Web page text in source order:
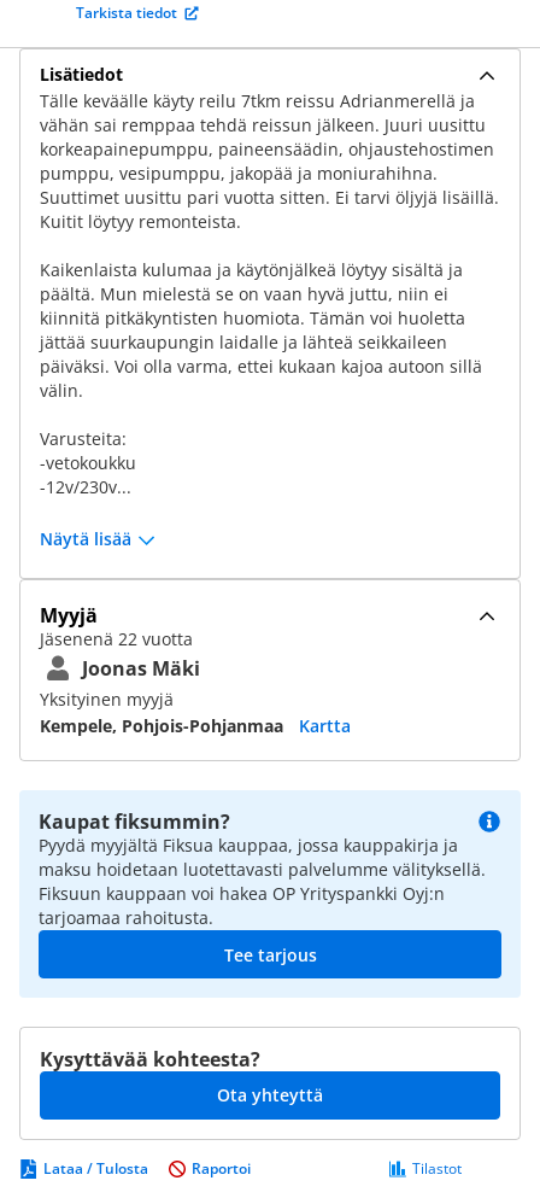
Tarkista tiedot
Lisätiedot
Tälle keväälle käyty reilu 7tkm reissu Adrianmerellä ja
vähän sai remppaa tehdä reissun jälkeen. Juuri uusittu
korkeapainepumppu, paineensäädin, ohjaustehostimen
pumppu, vesipumppu, jakopää ja moniurahihna.
Suuttimet uusittu pari vuotta sitten. Ei tarvi öljyjä lisäillä.
Kuitit löytyy remonteista.
Kaikenlaista kulumaa ja käytönjälkeä löytyy sisältä ja
päältä. Mun mielestä se on vaan hyvä juttu, niin ei
kiinnitä pitkäkyntisten huomiota. Tämän voi huoletta
jättää suurkaupungin laidalle ja lähteä seikkaileen
päiväksi. Voi olla varma, ettei kukaan kajoa autoon sillä
välin.
Varusteita:
-vetokoukku
-12v/230v...
Näytä lisää
Myyjä
Jäsenenä 22 vuotta
Joonas Mäki
Yksityinen myyjä
Kempele, Pohjois-Pohjanmaa
Kartta
Kaupat fiksummin?
Pyydä myyjältä Fiksua kauppaa, jossa kauppakirja ja
maksu hoidetaan luotettavasti palvelumme välityksellä.
Fiksuun kauppaan voi hakea OP Yrityspankki Oyj:n
tarjoamaa rahoitusta.
Tee tarjous
Kysyttävää kohteesta?
Ota yhteyttä
Lataa / Tulosta Tilastot
Raportoi